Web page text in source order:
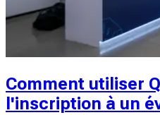
Comment utiliser
l'inscription à un